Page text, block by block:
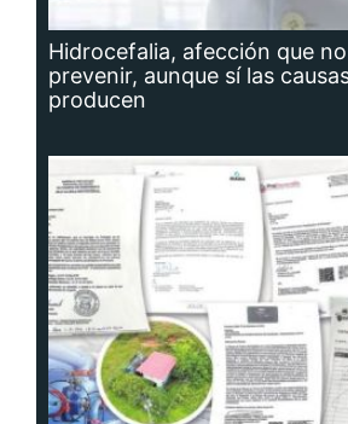
Hidrocefalia, afección que
prevenir, aunque sí las
producen